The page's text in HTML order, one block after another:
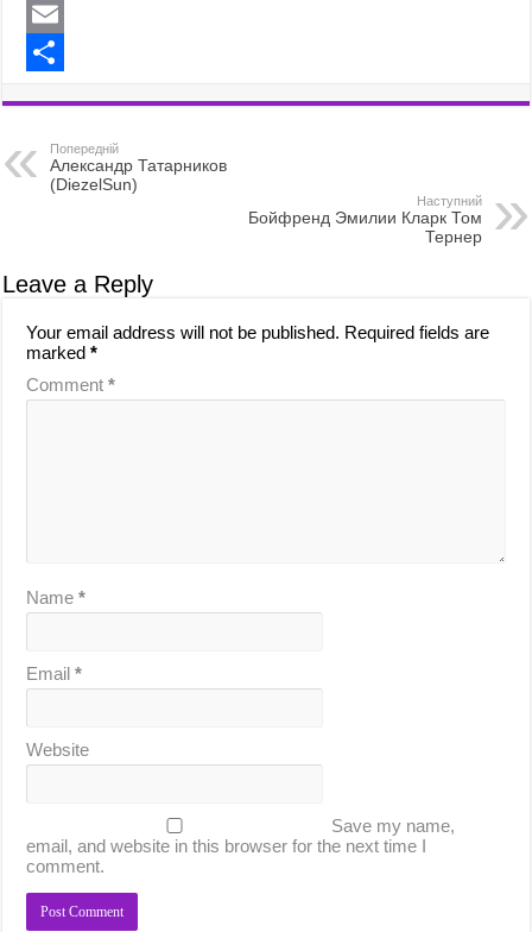
a
c
o
M
a
o
n
E
ia
Попередній
Александр Татарников
(DiezelSun)
Наступний
Бойфренд Эмилии Кларк Том
Тернер
Leave a Reply
Your email address will not be published. Required fields are
marked*
Comment*
Name*
Email*
Website
Save my name,
email, and website in this browser for the next time I
comment.